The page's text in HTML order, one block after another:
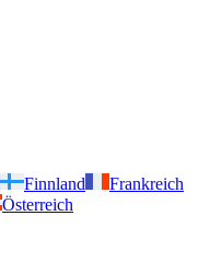
Finnland
Frankreich
Österreich